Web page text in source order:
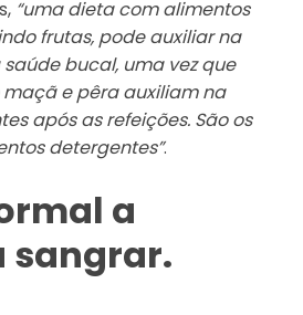
“uma dieta com alimentos
frutas, pode auxiliar na
bucal, uma vez que
e pêra auxiliam na
após as refeições. São os
detergentes”.
a
sangrar.